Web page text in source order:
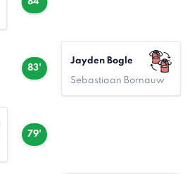
83'
Jayden Bogle
Sebastiaan Bornauw
79'